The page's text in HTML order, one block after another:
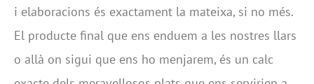
i elaboracions és exactament la mateixa, si no més.
El producte final que ens enduem a les nostres llars
o allà on sigui que ens ho menjarem, és un calc